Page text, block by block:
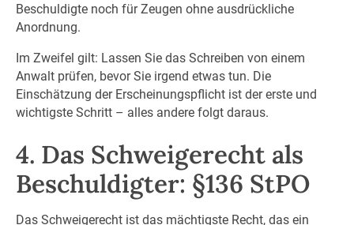
Beschuldigte noch für Zeugen ohne ausdrückliche
Anordnung.
Im Zweifel gilt: Lassen Sie das Schreiben von einem
Anwalt prüfen, bevor Sie irgend etwas tun. Die
Einschätzung der Erscheinungspflicht ist der erste und
wichtigste Schritt – alles andere folgt daraus.
4. Das Schweigerecht als
Beschuldigter: §136 StPO
Das Schweigerecht ist das mächtigste Recht, das ein